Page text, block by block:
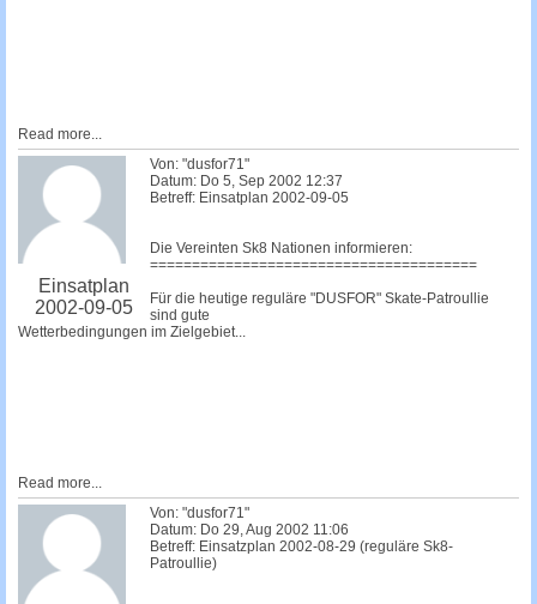
Read more...
Einsatplan
2002-09-05
Von: "dusfor71"
Datum: Do 5, Sep 2002 12:37
Betreff: Einsatplan 2002-09-05
Die Vereinten Sk8 Nationen informieren:
=======================================
Für die heutige reguläre "DUSFOR" Skate-Patroullie
sind gute
Wetterbedingungen im Zielgebiet...
Read more...
Von: "dusfor71"
Datum: Do 29, Aug 2002 11:06
Betreff: Einsatzplan 2002-08-29 (reguläre Sk8-
Patroullie)